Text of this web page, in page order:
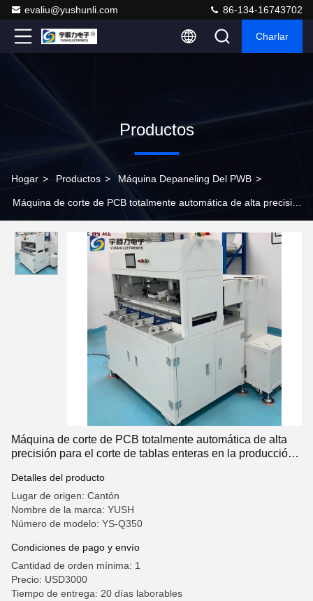
evaliu@yushunli.com 86-134-16743702
Charlar
Productos
Hogar > Productos > Máquina Depaneling Del PWB >
Máquina de corte de PCB totalmente automática de alta precisión
Máquina de corte de PCB totalmente automática de alta
precisión para el corte de tablas enteras en la producción
Detalles del producto
Lugar de origen: Cantón
Nombre de la marca: YUSH
Número de modelo: YS-Q350
Condiciones de pago y envío
Cantidad de orden mínima: 1
Precio: USD3000
Tiempo de entrega: 20 días laborables